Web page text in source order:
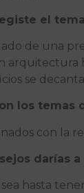
el
de una
arquitectura
se
los temas
con la
darías
hasta